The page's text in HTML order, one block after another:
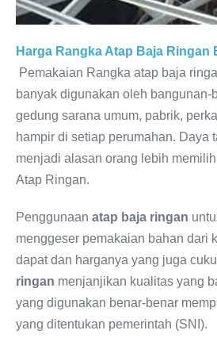
Harga Rangka Atap Baja Ringan
Pemakaian Rangka atap baja
banyak digunakan oleh bangunan-
gedung sarana umum, pabrik,
hampir di setiap perumahan. Daya
menjadi alasan orang lebih
Atap Ringan.
Penggunaan atap baja ringan
menggeser pemakaian bahan dari
dapat dan harganya yang juga
ringan menjanjikan kualitas yang
yang digunakan benar-benar
yang ditentukan pemerintah (SNI).